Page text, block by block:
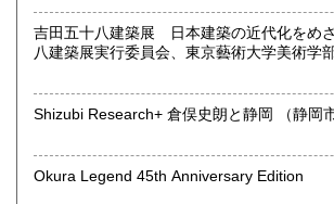
佐賀県 660円 長崎県
熊本県 660円 大分県
660円
660円
ヘルベチカは、ヴィンテージ家具と古書の
東京・神保町の東京古書会館、南部古書会
一冊ずつ丁寧に選び抜いた書籍を、福岡を
います。
吉田五十八建築展 日本建築の近代化をめざして （吉
八建築展実行委員会、東京藝術大学美術学
Shizubi Research+
Okura Legend 45th Anniversary Edition